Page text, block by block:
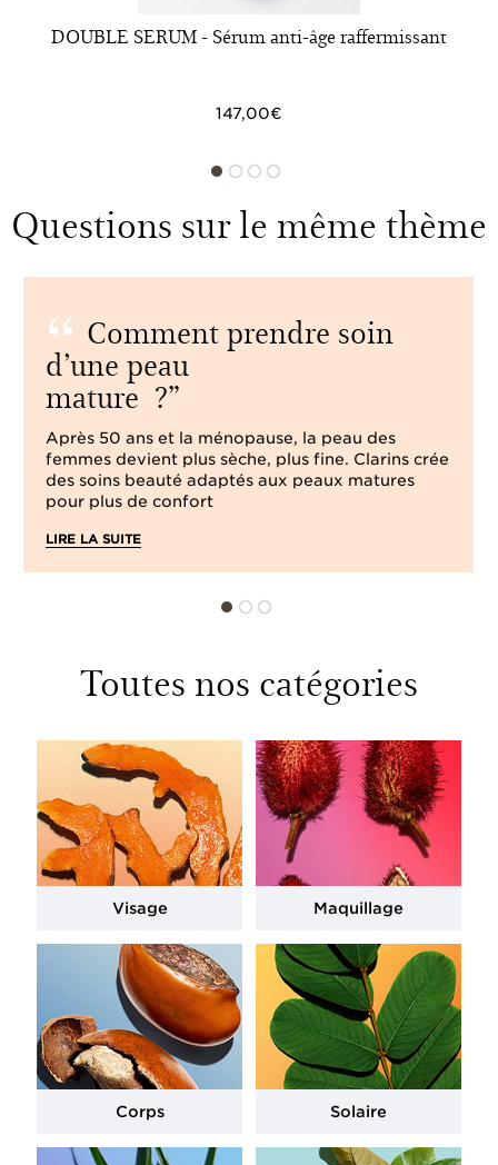
DOUBLE SERUM - Sérum anti-âge raffermissant
147,00€
Questions sur le même thème
Comment prendre soin
d’une peau
mature ?
Après 50 ans et la ménopause, la peau des
femmes devient plus sèche, plus fine. Clarins crée
des soins beauté adaptés aux peaux matures
pour plus de confort
LIRE LA SUITE
Toutes nos catégories
Visage Maquillage
Corps Solaire